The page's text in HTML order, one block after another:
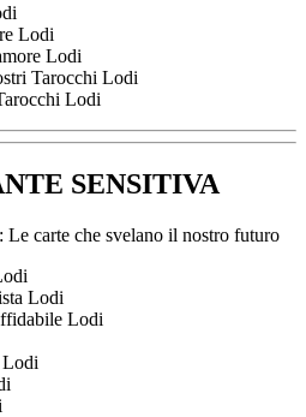
Lodi
Lodi
Tarocchi Lodi
Lodi
SENSITIVA
Lodi
Lodi
Lodi